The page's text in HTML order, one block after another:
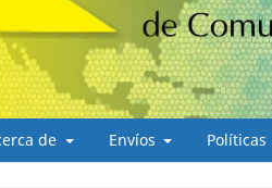
de Envíos Políticas